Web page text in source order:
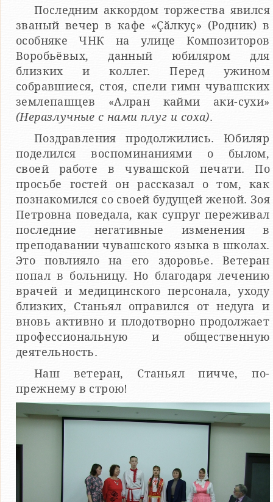
Последним аккордом торжества явился
званый вечер в кафе «Ҫӑлкуҫ» (Родник) в
особняке ЧНК на улице Композиторов
Воробьёвых, данный юбиляром для
близких и коллег. Перед ужином
собравшиеся, стоя, спели гимн чувашских
землепашцев «Алран кайми аки-сухи»
(Неразлучные с нами плуг и соха).
Поздравления продолжились. Юбиляр
поделился воспоминаниями о былом,
своей работе в чувашской печати. По
просьбе гостей он рассказал о том, как
познакомился со своей будущей женой. Зоя
Петровна поведала, как супруг переживал
последние негативные изменения в
преподавании чувашского языка в школах.
Это повлияло на его здоровье. Ветеран
попал в больницу. Но благодаря лечению
врачей и медицинского персонала, уходу
близких, Станьял оправился от недуга и
вновь активно и плодотворно продолжает
профессиональную и общественную
деятельность.
Наш ветеран, Станьял пичче, по-
прежнему в строю!